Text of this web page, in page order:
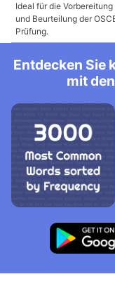
Ideal für die Vorbereitung
und Beurteilung der
Prüfung.
Entdecken Sie
mit